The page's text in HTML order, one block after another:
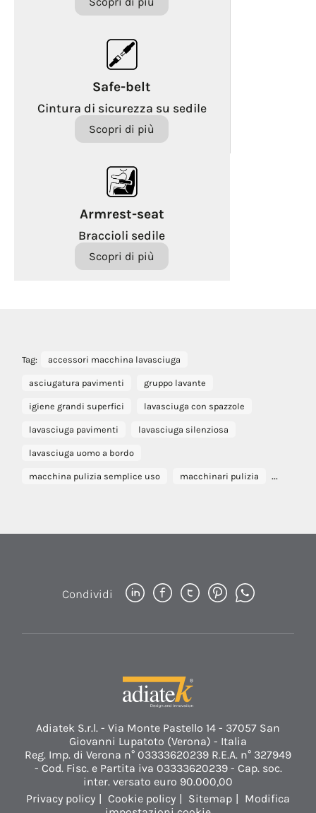
Safe-belt
Cintura di sicurezza su sedile
Scopri di più
Armrest-seat
Braccioli sedile
Scopri di più
Tag: accessori macchina lavasciuga
asciugatura pavimenti gruppo lavante
igiene grandi superfici lavasciuga con spazzole
lavasciuga pavimenti lavasciuga silenziosa
lavasciuga uomo a bordo
macchina pulizia semplice uso macchinari pulizia ...
Condividi
Adiatek S.r.l. - Via Monte Pastello 14 - 37057 San
Giovanni Lupatoto (Verona) - Italia
Reg. Imp. di Verona n° 03333620239 R.E.A. n° 327949
- Cod. Fisc. e Partita iva 03333620239 - Cap. soc.
inter. versato euro 90.000,00
Privacy policy
Cookie policy Sitemap
Modifica